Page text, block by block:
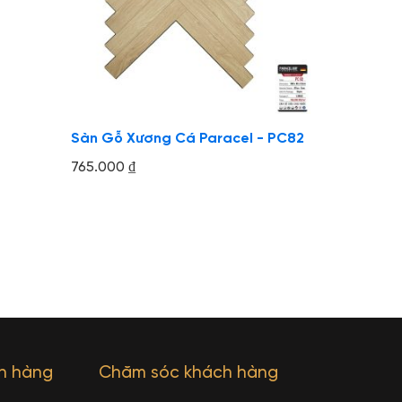
Sàn Gỗ Xương Cá Paracel - PC82
765.000 ₫
hàng Chăm sóc khách hàng